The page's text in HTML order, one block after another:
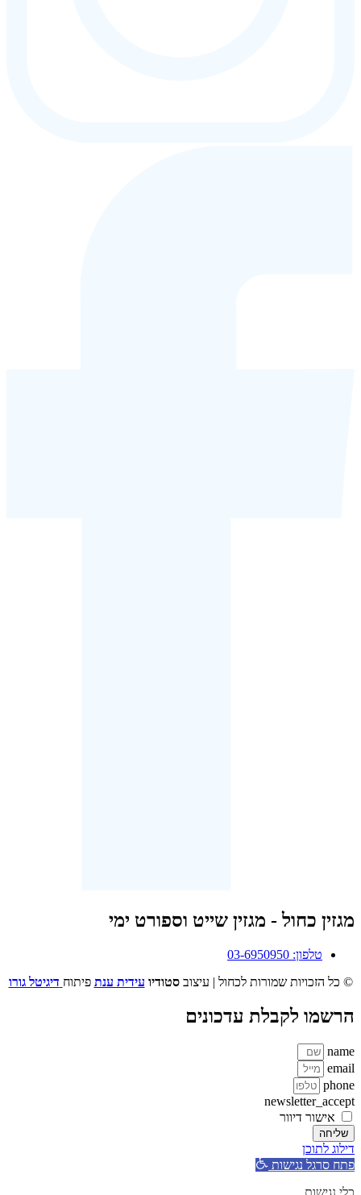
מגזין כחול - מגזין שייט וספורט ימי
טלפון: 03-6950950
© כל הזכויות שמורות לכחול | עיצובסטודיועידית ענת פיתוח דיגיטל גורו
הרשמו לקבלת עדכונים
name
email
phone
newsletter_accept
אישור דיוור
שליחה
דילוג לתוכן
פתח סרגל נגישות
כלי נגישות